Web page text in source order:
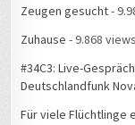
Zeugen gesucht-
Zuhause - 9.868 views
#34C3: Live-
Deutschlandfunk
Für viele Flüchtlinge